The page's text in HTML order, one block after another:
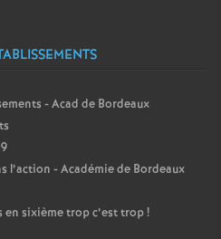
- Acad de Bordeaux
l’action - Académie de Bordeaux
en sixième trop c’est trop!